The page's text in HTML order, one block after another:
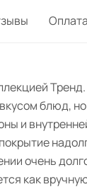
Оплата
блюд,
и
очень
как